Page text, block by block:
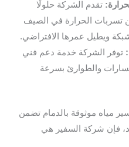
تقدم الشركة حلولًا
تسربات الحرارة في الصيف
ويطيل عمرها الافتراضي.
توفر الشركة خدمة دعم فني
والطوارئ بسرعة
مياه موثوقة بالدمام تضمن
فإن شركة السفير هي